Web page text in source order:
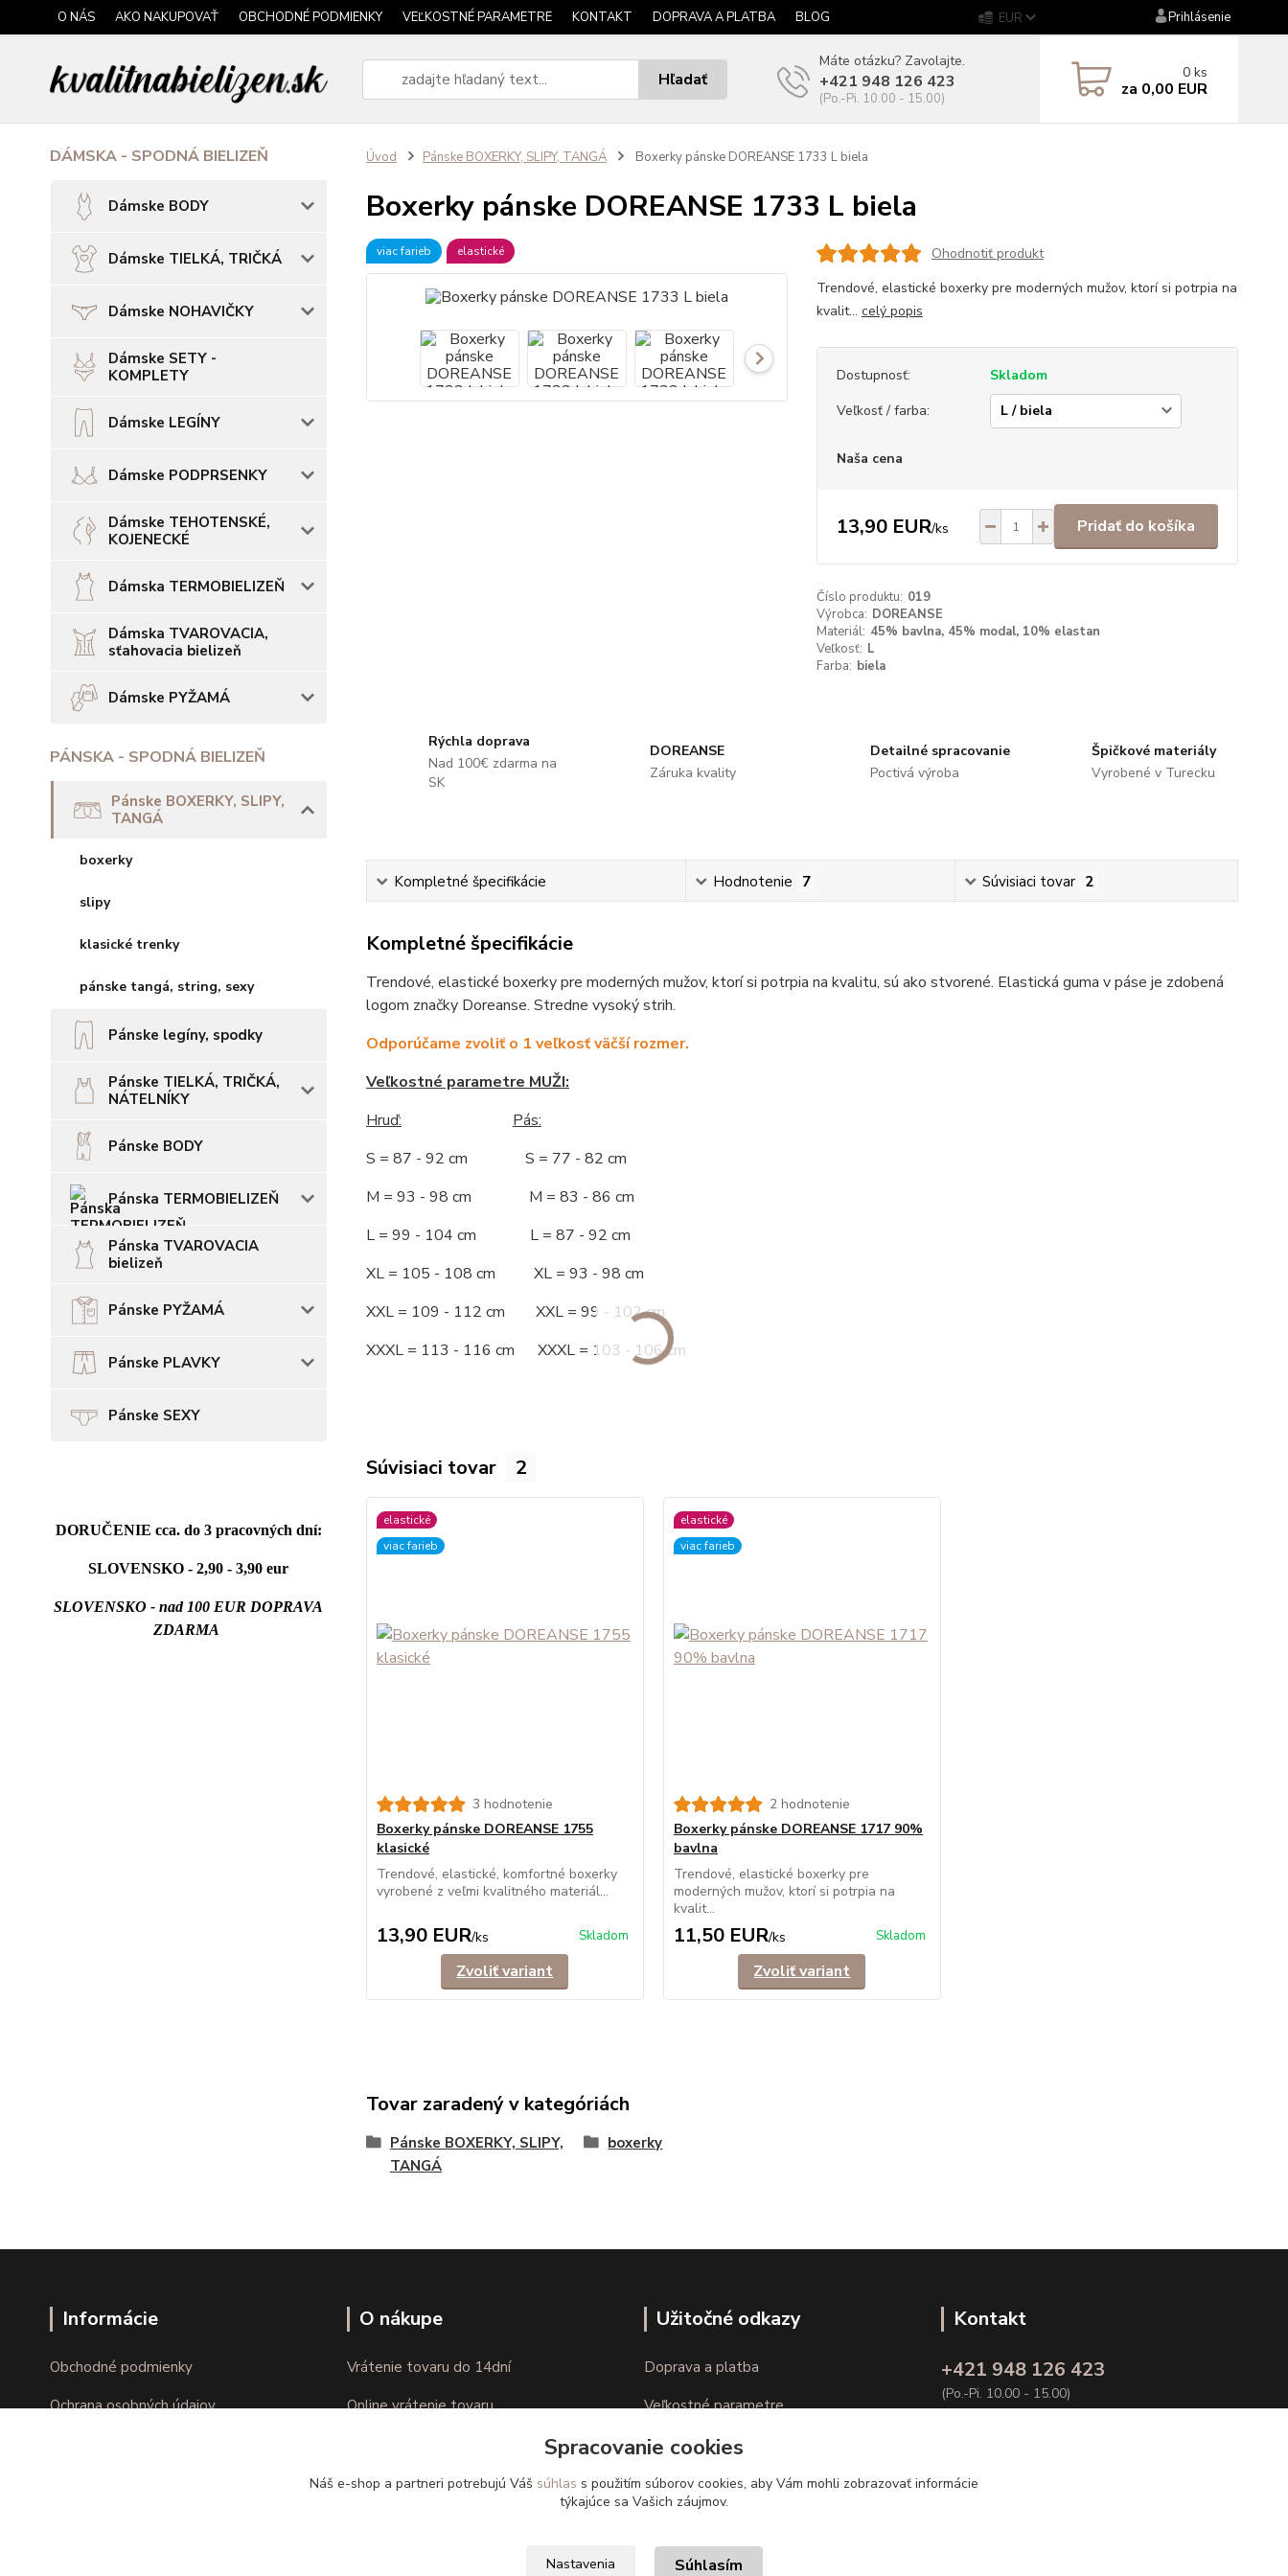
O NÁS AKO NAKUPOVAŤ OBCHODNÉ PODMIENKY VEĽKOSTNÉ PARAMETRE KONTAKT DOPRAVA A PLATBA BLOG EUR Prihlásenie
Hľadať
Máte otázku? Zavolajte.
+421 948 126 423
(Po.-Pi. 10.00 - 15.00)
0 ks
za 0,00 EUR
DÁMSKA - SPODNÁ BIELIZEŇ
Dámske BODY
Dámske TIELKÁ, TRIČKÁ
Dámske NOHAVIČKY
Dámske SETY -
KOMPLETY
Dámske LEGÍNY
Dámske PODPRSENKY
Dámske TEHOTENSKÉ,
KOJENECKÉ
Dámska TERMOBIELIZEŇ
Dámska TVAROVACIA,
sťahovacia bielizeň
Dámske PYŽAMÁ
PÁNSKA - SPODNÁ BIELIZEŇ
Pánske BOXERKY, SLIPY,
TANGÁ
boxerky
slipy
klasické trenky
pánske tangá, string, sexy
Pánske legíny, spodky
Pánske TIELKÁ, TRIČKÁ,
NÁTELNÍKY
Pánske BODY
Pánska TERMOBIELIZEŇ
Pánska TVAROVACIA
bielizeň
Pánske PYŽAMÁ
Pánske PLAVKY
Pánske SEXY
DORUČENIE cca. do 3 pracovných dní:
SLOVENSKO - 2,90 - 3,90 eur
SLOVENSKO - nad 100 EUR DOPRAVA
ZDARMA
Úvod Pánske BOXERKY, SLIPY, TANGÁ Boxerky pánske DOREANSE 1733 L biela
Boxerky pánske DOREANSE 1733 L biela
viac farieb elastické
Ohodnotiť produkt
Trendové, elastické boxerky pre moderných mužov, ktorí si potrpia na
kvalit... celý popis
Dostupnosť:
Skladom
Veľkosť / farba:
Naša cena
13,90 EUR/ks Pridať do košíka
Číslo produktu: 019
Výrobca: DOREANSE
Materiál: 45% bavlna, 45% modal, 10% elastan
Veľkosť: L
Farba: biela
Rýchla doprava
Nad 100€ zdarma na
SK
DOREANSE
Záruka kvality
Detailné spracovanie
Poctivá výroba
Špičkové materiály
Vyrobené v Turecku
Kompletné špecifikácie Hodnotenie 7 Súvisiaci tovar 2
Kompletné špecifikácie
Trendové, elastické boxerky pre moderných mužov, ktorí si potrpia na kvalitu, sú ako stvorené. Elastická guma v páse je zdobená
logom značky Doreanse. Stredne vysoký strih.
Odporúčame zvoliť o 1 veľkosť väčší rozmer.
Veľkostné parametre MUŽI:
Hruď:
Pás:
S = 87 - 92 cm S = 77 - 82 cm
M = 93 - 98 cm M = 83 - 86 cm
L = 99 - 104 cm L = 87 - 92 cm
XL = 105 - 108 cm XL = 93 - 98 cm
XXL = 109 - 112 cm XXL = 99 - 102 cm
XXXL = 113 - 116 cm XXXL = 103 - 106 cm
Súvisiaci tovar 2
elastické
viac farieb
3 hodnotenie
Boxerky pánske DOREANSE 1755
klasické
Trendové, elastické, komfortné boxerky
vyrobené z veľmi kvalitného materiál...
13,90 EUR/ks Skladom
Zvoliť variant
elastické
viac farieb
2 hodnotenie
Boxerky pánske DOREANSE 1717 90%
bavlna
Trendové, elastické boxerky pre
moderných mužov, ktorí si potrpia na
kvalit...
11,50 EUR/ks Skladom
Zvoliť variant
Tovar zaradený v kategóriách
Pánske BOXERKY, SLIPY,
TANGÁ
boxerky
Informácie
Obchodné podmienky
Ochrana osobných údajov
O nákupe
Vrátenie tovaru do 14dní
Online vrátenie tovaru
Užitočné odkazy
Doprava a platba
Veľkostné parametre
Ako nakupovať
Kontakt
+421 948 126 423
(Po.-Pi. 10.00 - 15.00)
Spracovanie cookies
Náš e-shop a partneri potrebujú Váš súhlas s použitím súborov cookies, aby Vám mohli zobrazovať informácie
týkajúce sa Vašich záujmov.
Nastavenia Súhlasím